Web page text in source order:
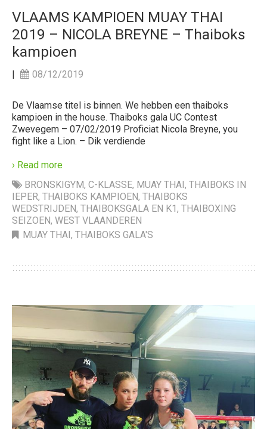
VLAAMS KAMPIOEN MUAY THAI
2019 – NICOLA BREYNE – Thaiboks
kampioen
| 08/12/2019
De Vlaamse titel is binnen. We hebben een thaiboks
kampioen in the house. Thaiboks gala UC Contest
Zwevegem – 07/02/2019 Proficiat Nicola Breyne, you
fight like a Lion. – Dik verdiende
› Read more
BRONSKIGYM, C-KLASSE, MUAY THAI, THAIBOKS IN
IEPER, THAIBOKS KAMPIOEN, THAIBOKS
WEDSTRIJDEN, THAIBOKSGALA EN K1, THAIBOXING
SEIZOEN, WEST VLAANDEREN
MUAY THAI, THAIBOKS GALA'S